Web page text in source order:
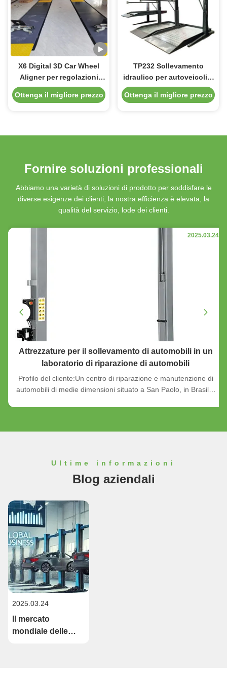
X6 Digital 3D Car Wheel
Aligner per regolazioni
accurate della
sospensione
Ottenga il migliore prezzo
TP232 Sollevamento
idraulico per autoveicoli a
2 posti per un
funzionamento stabile in
Ottenga il migliore prezzo
Fornire soluzioni professionali
Abbiamo una varietà di soluzioni di prodotto per soddisfare le
diverse esigenze dei clienti, la nostra efficienza è elevata, la
qualità del servizio, lode dei clienti.
2025.03.24
Attrezzature per il sollevamento di automobili in un
laboratorio di riparazione di automobili
Profilo del cliente:Un centro di riparazione e manutenzione di
automobili di medie dimensioni situato a San Paolo, in Brasile,
2025.03.24
Il mercato
mondiale delle
Ultime informazioni
Blog aziendali